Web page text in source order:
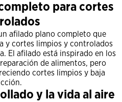
para cortes
afilado plano completo que
y cortes limpios y controlados
El afilado está inspirado en los
de alimentos, pero
cortes limpios y baja
y la vida al aire